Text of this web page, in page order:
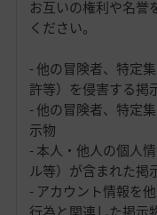
お互いの権利や名誉
ください。
- 他の冒険者、特定
許等）を侵害する掲
- 他の冒険者、特定
示物
- 本人・他人の個人
ル等）が含まれた掲
- アカウント情報を